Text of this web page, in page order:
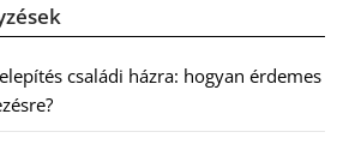
családi házra: hogyan érdemes